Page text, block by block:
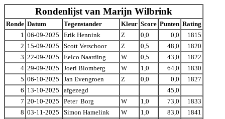
Rondenlijst van Marijn Wilbrink
Ronde Datum Tegenstander Kleur Score Punten Rating
1 06-09-2025 Erik Hennink Z 0,0 0,0
1815
2 15-09-2025 Scott Verschoor Z 0,5 48,0
1820
3 22-09-2025 Eelco Naarding W 0,5 43,0
1822
4 29-09-2025 Joeri Blomberg W 1,0 64,0
1830
5 06-10-2025 Jan Evengroen Z 0,0 0,0
1827
6 13-10-2025 afgezegd
45,0
7 20-10-2025 Peter Borg W 1,0 73,0
1833
8 03-11-2025 Simon Hamelink W 1,0 83,0
1841